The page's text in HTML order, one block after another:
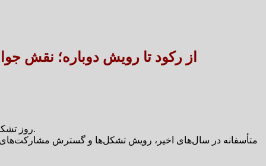
از رکود تا رویش دوباره؛ نقش
روز تشکل‌ها، فرصتی است برای بازخوانی نقش مردم در معماری آینده؛ نقشی که اگر به فراموشی سپرده شود، جامعه از پویایی و امید تهی می‌گردد.
متأسفانه در سال‌های اخیر، رویش تشکل‌ها و گسترش مشارکت‌های